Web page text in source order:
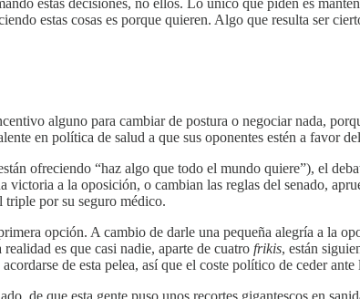
estas cosas es porque quieren. Algo que resulta ser
alguno para cambiar de postura o negociar nada,
en política de salud a que sus oponentes estén a favor
ofreciendo “haz algo que todo el mundo quiere”), el
victoria a la oposición, o cambian las reglas del senado,
triple por su seguro médico.
opción. A cambio de darle una pequeña alegría a la
es que casi nadie, aparte de cuatro frikis, están
acordarse de esta pelea, así que el coste político de ceder